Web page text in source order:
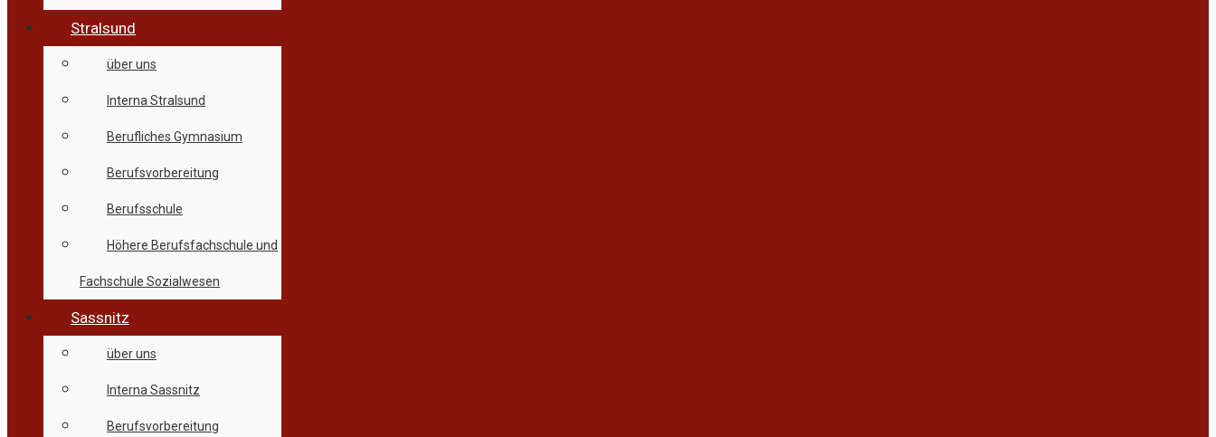
Stralsund
über uns
Interna Stralsund
Berufliches Gymnasium
Berufsvorbereitung
Berufsschule
Höhere Berufsfachschule und
Fachschule Sozialwesen
Sassnitz
über uns
Interna Sassnitz
Berufsvorbereitung